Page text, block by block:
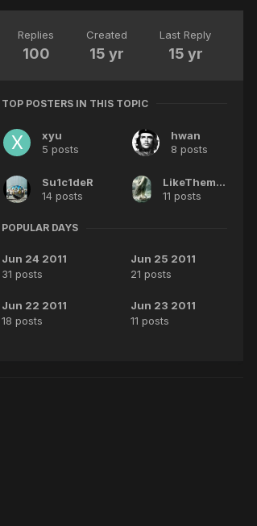
Replies
100
Created
15 yr
Last Reply
15 yr
TOP POSTERS IN THIS TOPIC
xyu
5 posts
hwan
8 posts
Su1c1deR
14 posts
LikeThemApples
11 posts
POPULAR DAYS
Jun 24 2011
31 posts
Jun 25 2011
21 posts
Jun 22 2011
18 posts
Jun 23 2011
11 posts